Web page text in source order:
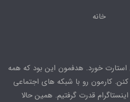
خانه
خورد. هدفمون این بود که همه
کارمون رو با شبکه های اجتماعی
قدرت گرفتیم. همین حالا